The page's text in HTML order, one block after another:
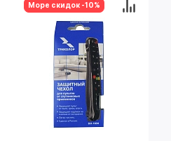
Море скидок -10%